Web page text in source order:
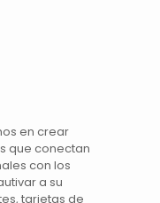
en crear
que conectan
con los
a su
tarjetas de